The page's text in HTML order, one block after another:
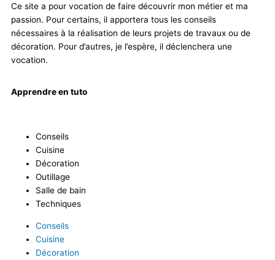
Ce site a pour vocation de faire découvrir mon métier et ma
passion. Pour certains, il apportera tous les conseils
nécessaires à la réalisation de leurs projets de travaux ou de
décoration. Pour d’autres, je l’espère, il déclenchera une
vocation.
Apprendre en tuto
Conseils
Cuisine
Décoration
Outillage
Salle de bain
Techniques
Conseils
Cuisine
Décoration